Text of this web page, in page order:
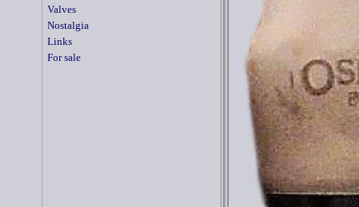
Valves
Nostalgia
Links
For sale